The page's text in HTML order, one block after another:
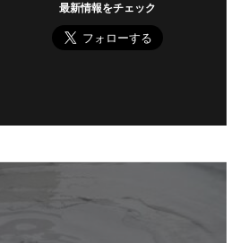
最新情報をチェック